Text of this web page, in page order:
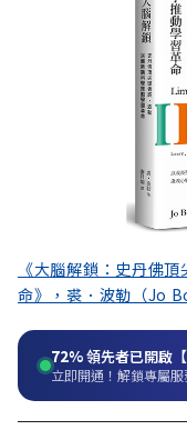
《大腦解鎖：史丹佛
命》，裘．波勒（Jo
72%領先者已開啟【
立即開通！解鎖專屬服